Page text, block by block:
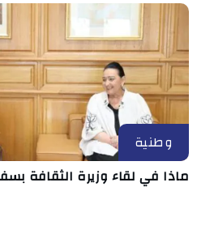
وطنية
ماذا في لقاء وزيرة الثقافة